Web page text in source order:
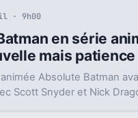
· 9h00
en série
mais patience
Absolute Batman
Scott Snyder et Nick